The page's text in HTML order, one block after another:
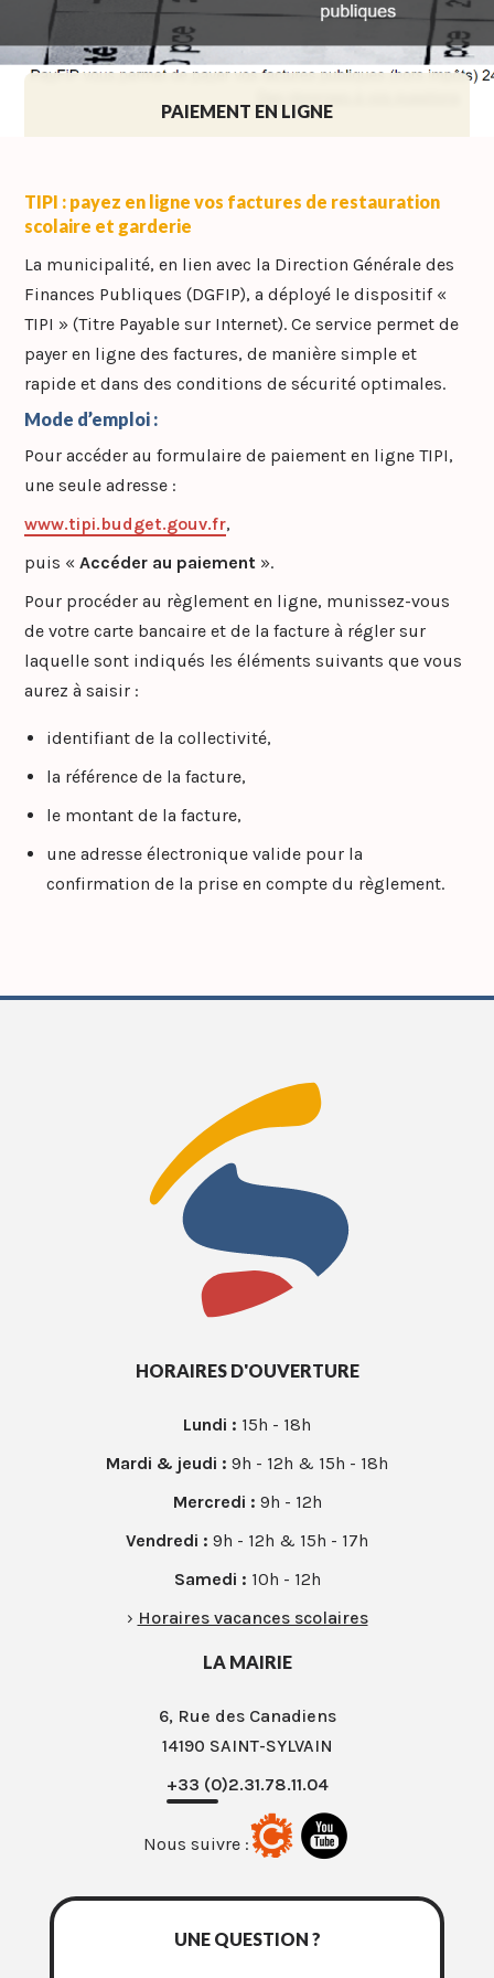
PAIEMENT EN LIGNE
TIPI : payez en ligne vos factures de restauration
scolaire et garderie
La municipalité, en lien avec la Direction Générale des
Finances Publiques (DGFIP), a déployé le dispositif «
TIPI » (Titre Payable sur Internet). Ce service permet de
payer en ligne des factures, de manière simple et
rapide et dans des conditions de sécurité optimales.
Mode d’emploi :
Pour accéder au formulaire de paiement en ligne TIPI,
une seule adresse :
www.tipi.budget.gouv.fr,
puis «Accéder au paiement ».
Pour procéder au règlement en ligne, munissez-vous
de votre carte bancaire et de la facture à régler sur
laquelle sont indiqués les éléments suivants que vous
aurez à saisir :
identifiant de la collectivité,
la référence de la facture,
le montant de la facture,
une adresse électronique valide pour la
confirmation de la prise en compte du règlement.
HORAIRES D'OUVERTURE
Lundi : 15h - 18h
Mardi & jeudi : 9h - 12h & 15h - 18h
Mercredi : 9h - 12h
Vendredi : 9h - 12h & 15h - 17h
Samedi : 10h - 12h
› Horaires vacances scolaires
LA MAIRIE
6, Rue des Canadiens
14190 SAINT-SYLVAIN
+33 (0)2.31.78.11.04
Nous suivre :
UNE QUESTION ?